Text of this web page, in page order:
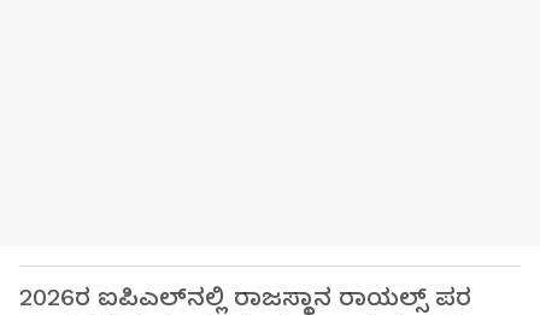
2026ರ ಐಪಿಎಲ್‌ನಲ್ಲಿ ರಾಜಸ್ಥಾನ ರಾಯಲ್ಸ್ ಪರ